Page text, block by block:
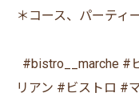
＊コース、パーティ
#bistro__marche
リアン #ビストロ #